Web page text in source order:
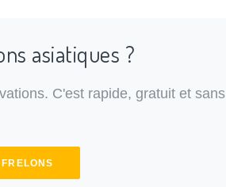
asiatiques ?
C'est rapide, gratuit et sans